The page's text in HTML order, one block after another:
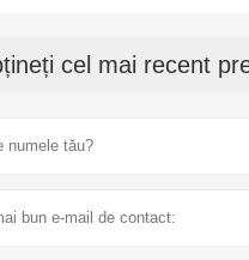
cel mai recent